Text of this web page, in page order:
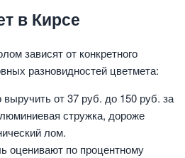
в Кирсе
зависят от конкретного
разновидностей цветмета:
от 37 руб. до 150 руб. за
стружка, дороже
лом.
оценивают по процентному